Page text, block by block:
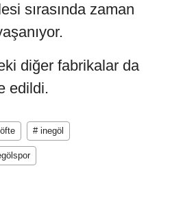
sırasında zaman
diğer fabrikalar da
edildi.
# inegöl